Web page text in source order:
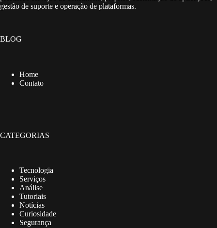
gestão de suporte e operação de plataformas.
BLOG
Home
Contato
CATEGORIAS
Tecnologia
Serviços
Análise
Tutoriais
Notícias
Curiosidade
Segurança